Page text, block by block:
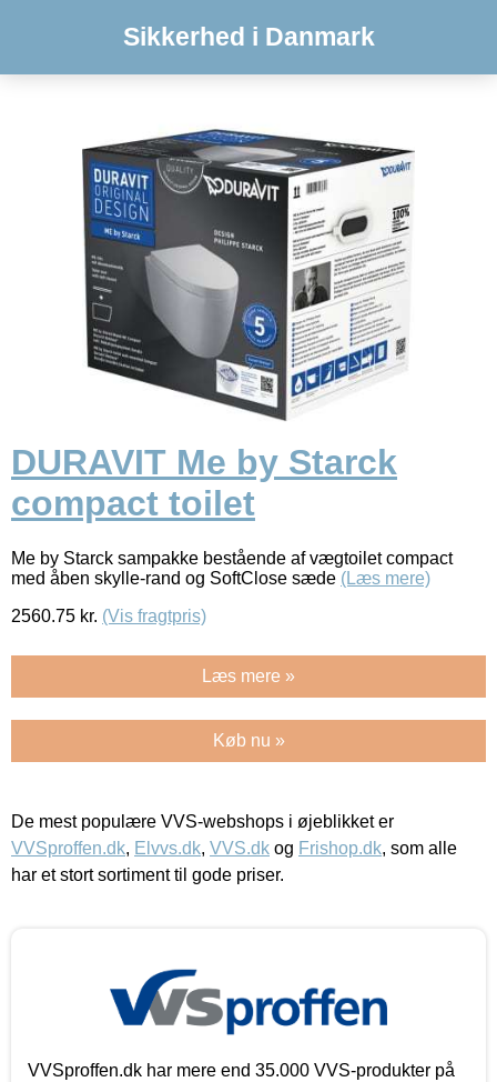
Sikkerhed i Danmark
DURAVIT Me by Starck
compact toilet
Me by Starck sampakke bestående af vægtoilet compact
med åben skylle-rand og SoftClose sæde (Læs mere)
2560.75 kr. (Vis fragtpris)
Læs mere »
Køb nu »
De mest populære VVS-webshops i øjeblikket er
VVSproffen.dk, Elvvs.dk, VVS.dk og Frishop.dk, som alle
har et stort sortiment til gode priser.
VVSproffen.dk har mere end 35.000 VVS-produkter på